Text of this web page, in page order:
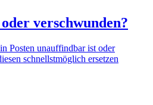
verschwunden?
Posten unauffindbar ist oder
schnellstmöglich ersetzen